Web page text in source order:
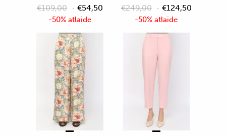
-50% atlaide
€109,00 €54,50
-50% atlaide
€249,00 €124,50